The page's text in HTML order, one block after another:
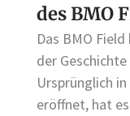
des BMO
Das BMO
der
Ursprünglich
eröffnet, hat